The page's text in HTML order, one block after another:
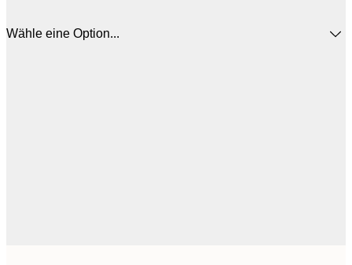
Wähle eine Option...